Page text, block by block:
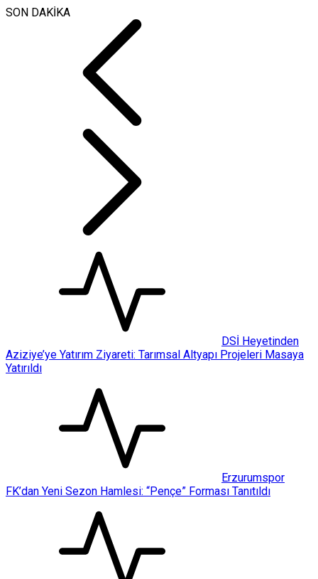
SON DAKİKA
DSİ Heyetinden
Aziziye’ye Yatırım Ziyareti: Tarımsal Altyapı Projeleri Masaya
Yatırıldı
Erzurumspor
FK’dan Yeni Sezon Hamlesi: “Pençe” Forması Tanıtıldı